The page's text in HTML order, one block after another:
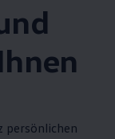
persönlichen